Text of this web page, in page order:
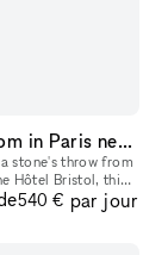
Beautiful space for exhibitions/showroom in Paris near Matignon - Champs Elysées
stone's throw from
Hôtel Bristol, this
540 € par jour